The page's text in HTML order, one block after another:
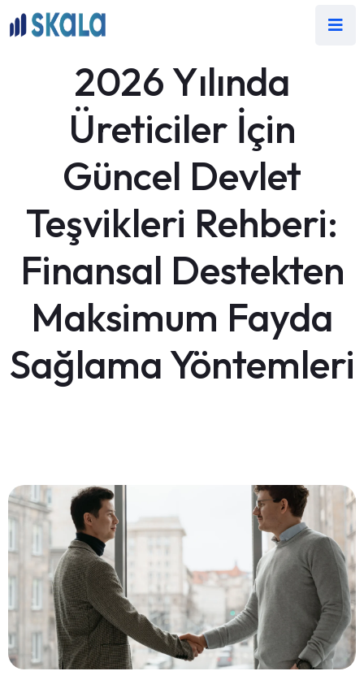
2026 Yılında
Üreticiler İçin
Güncel Devlet
Teşvikleri Rehberi:
Finansal Destekten
Maksimum Fayda
Sağlama Yöntemleri